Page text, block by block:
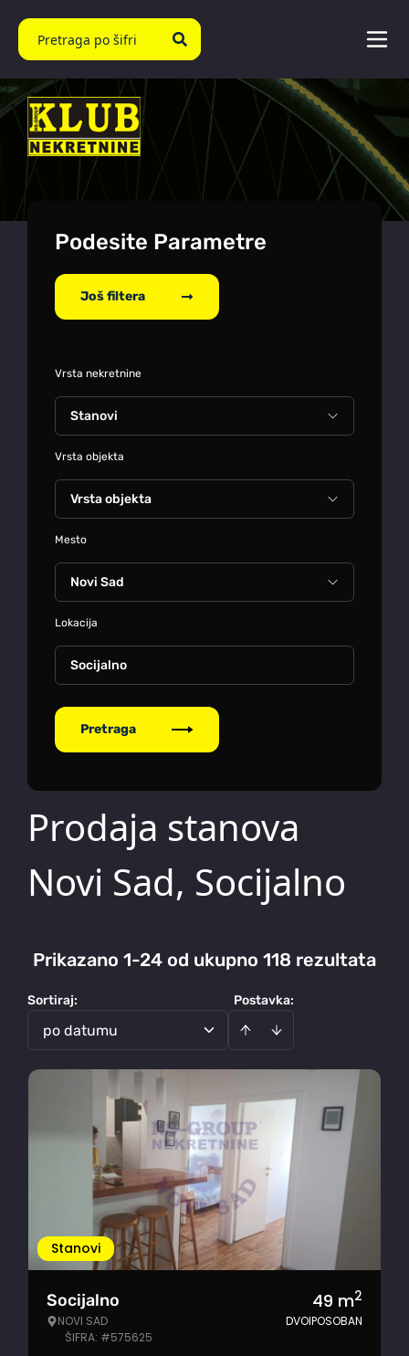
Podesite Parametre
Još filtera
Vrsta nekretnine
Vrsta objekta
Mesto
Lokacija
Socijalno
Pretraga
Prodaja stanova
Novi Sad, Socijalno
Prikazano 1-24 od ukupno 118 rezultata
Postavka:
Sortiraj:
po datumu
Stanovi
Socijalno
NOVI SAD
ŠIFRA: #575625
49 m2
DVOIPOSOBAN